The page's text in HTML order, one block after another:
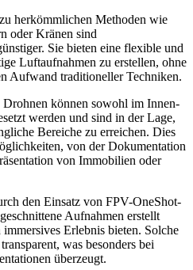
herkömmlichen Methoden wie
oder Kränen sind
Sie bieten eine flexible und
Luftaufnahmen zu erstellen, ohne
Aufwand traditioneller Techniken.
Drohnen können sowohl im Innen-
werden und sind in der Lage,
Bereiche zu erreichen. Dies
von der Dokumentation
von Immobilien oder
den Einsatz von FPV-OneShot-
Aufnahmen erstellt
Erlebnis bieten. Solche
was besonders bei
überzeugt.